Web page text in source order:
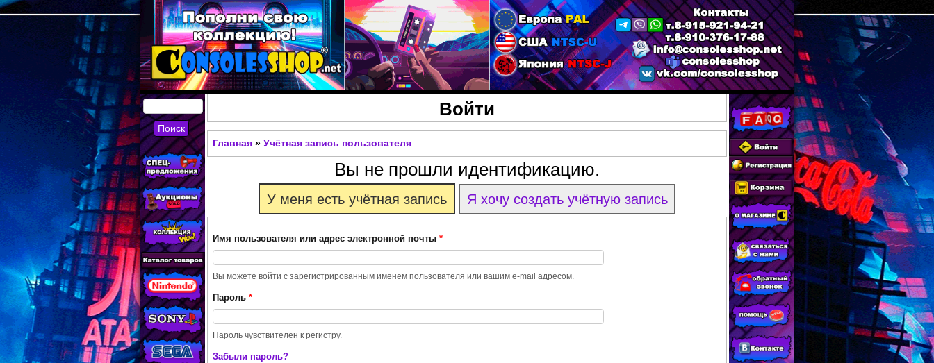
Перейти к основному
содержанию
КУПИТЬ
СОВРЕМЕННЫЕ И
РЕТРО ИГРОВЫЕ
ПРИСТАВКИ,
ИГРЫ, ФИГУРКИ,
РЕДКИЕ
КОЛЛЕКЦИОННЫЕ
ТОВАРЫ В
ИНТЕРНЕТ-
МАГАЗИНЕ
CONSOLESSHOP
Войти
Вы здесь
Главная » Учётная запись пользователя
Вы не прошли идентификацию.
У меня есть учётная запись Я хочу создать учётную запись
Имя пользователя или адрес электронной почты*
Вы можете войти с зарегистрированным именем пользователя или вашим e-mail адресом.
Пароль*
Пароль чувствителен к регистру.
Забыли пароль?